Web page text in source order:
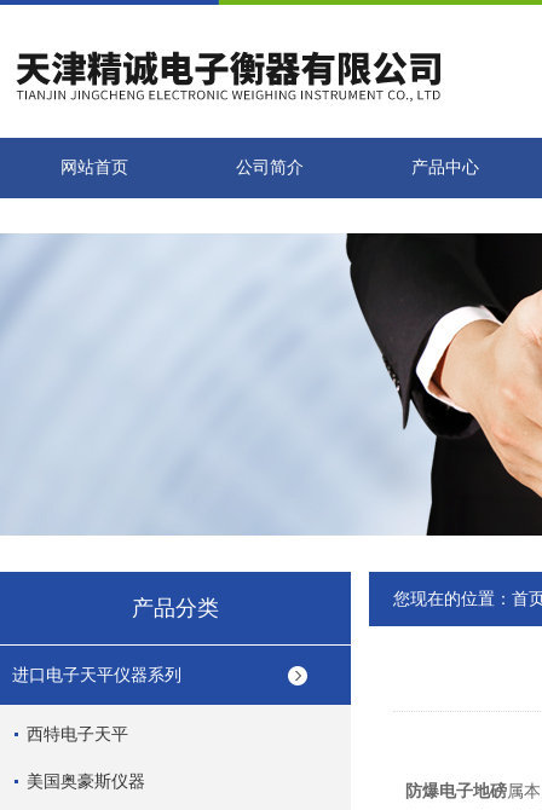
网站首页 公司简介 产品中心
产品分类
进口电子天平仪器系列
西特电子天平
美国奥豪斯仪器
您现在的位置： 首
防爆电子地磅属